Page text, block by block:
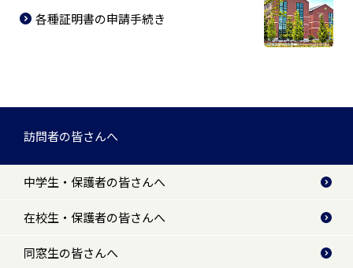
各種証明書の申請手続き
訪問者の皆さんへ
中学生・保護者の皆さんへ
在校生・保護者の皆さんへ
同窓生の皆さんへ